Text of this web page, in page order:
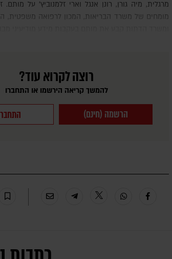
מרגלית, מיה גורן, רונן אנגל וארי זלמנוביץ' על
מומחים של משרד הבריאות, המכון לרפואה משפטית,
רוצה לקרוא עוד?
להמשך קריאה הירשמו או התחברו
הרשמה (חינם)